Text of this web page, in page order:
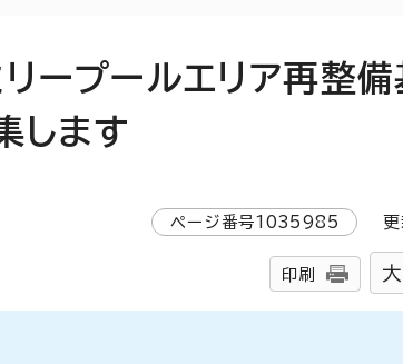
リープールエリア再整
します
ページ番号1035985 更
印刷